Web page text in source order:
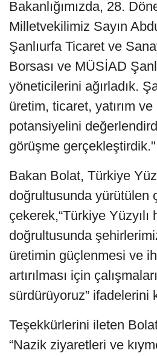
Bakanlığımızda, 28.
Milletvekilimiz Sayın
Şanlıurfa Ticaret ve
Borsası ve MÜSİAD
yöneticilerini ağırladık.
üretim, ticaret, yatırım
potansiyelini
görüşme
Bakan Bolat, Türkiye
doğrultusunda yürütülen
çekerek,“Türkiye Yüzyılı
doğrultusunda
üretimin güçlenmesi ve
artırılması için
sürdürüyoruz” ifadelerini
Teşekkürlerini ileten
“Nazik ziyaretleri ve